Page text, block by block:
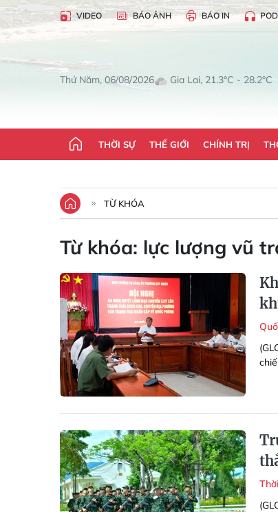
VIDEO BÁO ẢNH BÁO IN
Thứ Năm, 06/08/2026 Gia Lai, 21.3°C - 28.2°C
THỜI SỰ THẾ GIỚI CHÍNH TRỊ
TỪ KHÓA
Từ khóa: lực lượng vũ